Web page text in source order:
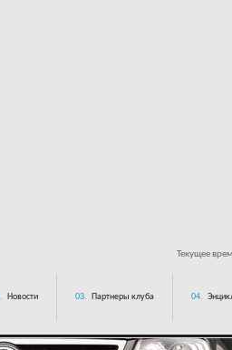
Текущее
Новости 03. Партнеры клуба 04.